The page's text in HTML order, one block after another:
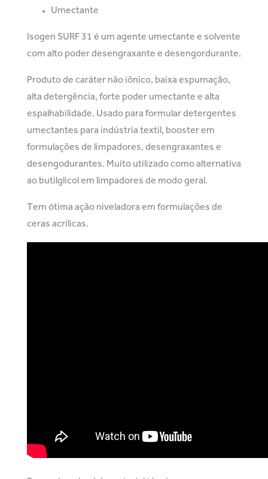
Umectante
Isogen SURF 31 é um agente umectante e solvente
com alto poder desengraxante e desengordurante.
Produto de caráter não iônico, baixa espumação,
alta detergência, forte poder umectante e alta
espalhabilidade. Usado para formular detergentes
umectantes para indústria textil, booster em
formulações de limpadores, desengraxantes e
desengodurantes. Muito utilizado como alternativa
ao butilglicol em limpadores de modo geral.
Tem ótima ação niveladora em formulações de
ceras acrílicas.